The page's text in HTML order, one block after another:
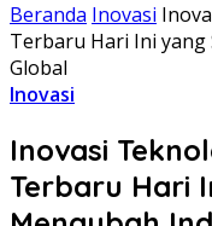
Beranda Inovasi
Terbaru Hari Ini
Global
Inovasi
Inovasi
Terbaru Hari